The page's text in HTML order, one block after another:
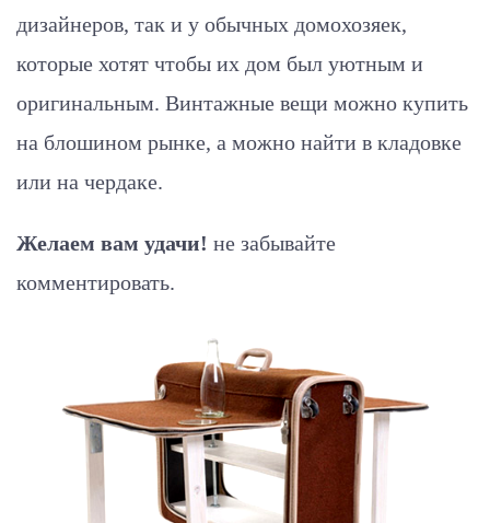
дизайнеров, так и у обычных домохозяек,
которые хотят чтобы их дом был уютным и
оригинальным. Винтажные вещи можно купить
на блошином рынке, а можно найти в кладовке
или на чердаке.
Желаем вам удачи! не забывайте
комментировать.